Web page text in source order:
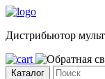
Дистрибьютор
Каталог